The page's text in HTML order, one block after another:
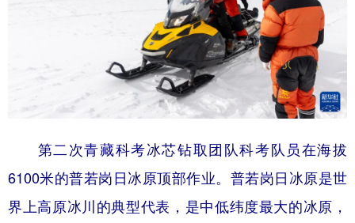
第二次青藏科考冰芯钻取团队科考队员在海拔
6100米的普若岗日冰原顶部作业。普若岗日冰原是世
界上高原冰川的典型代表，是中低纬度最大的冰原，